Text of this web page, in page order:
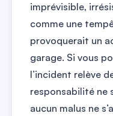
imprévisible,
comme une
provoquerait un
garage. Si vous
l’incident relève
responsabilité ne
aucun malus ne